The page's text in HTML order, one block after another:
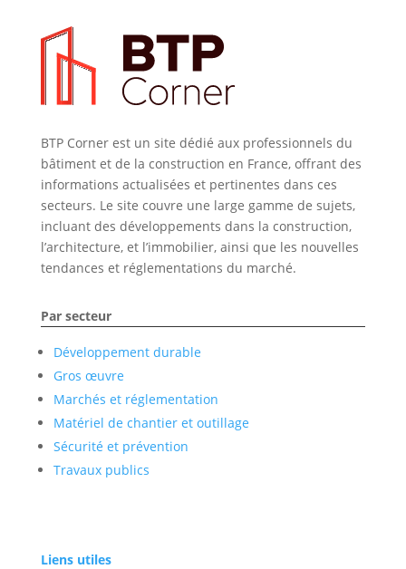
BTP Corner est un site dédié aux professionnels du
bâtiment et de la construction en France, offrant des
informations actualisées et pertinentes dans ces
secteurs. Le site couvre une large gamme de sujets,
incluant des développements dans la construction,
l’architecture, et l’immobilier, ainsi que les nouvelles
tendances et réglementations du marché.
Par secteur
Développement durable
Gros œuvre
Marchés et réglementation
Matériel de chantier et outillage
Sécurité et prévention
Travaux publics
Liens utiles